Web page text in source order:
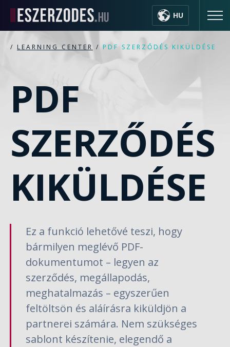
HU
/ LEARNING CENTER / PDF SZERZŐDÉS KIKÜLDÉSE
PDF
SZERZŐDÉS
KIKÜLDÉSE
Ez a funkció lehetővé teszi, hogy
bármilyen meglévő PDF-
dokumentumot – legyen az
szerződés, megállapodás,
meghatalmazás – egyszerűen
feltöltsön és aláírásra kiküldjön a
partnerei számára. Nem szükséges
sablont készítenie, elegendő a